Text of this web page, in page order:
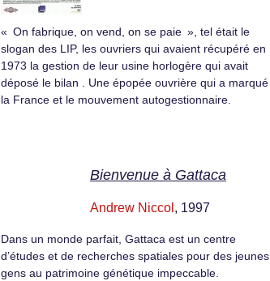
« On fabrique, on vend, on se paie », tel était le
slogan des LIP, les ouvriers qui avaient récupéré en
1973 la gestion de leur usine horlogère qui avait
déposé le bilan . Une épopée ouvrière qui a marqué
la France et le mouvement autogestionnaire.
Bienvenue à Gattaca
Andrew Niccol , 1997
Dans un monde parfait, Gattaca est un centre
d’études et de recherches spatiales pour des jeunes
gens au patrimoine génétique impeccable.